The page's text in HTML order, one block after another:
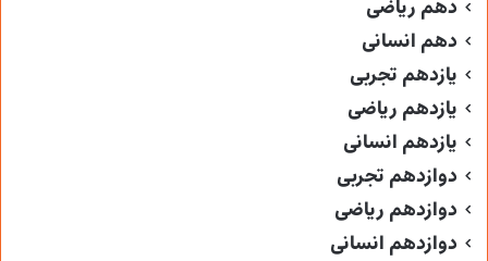
دهم ریاضی
دهم انسانی
یازدهم تجربی
یازدهم ریاضی
یازدهم انسانی
دوازدهم تجربی
دوازدهم ریاضی
دوازدهم انسانی